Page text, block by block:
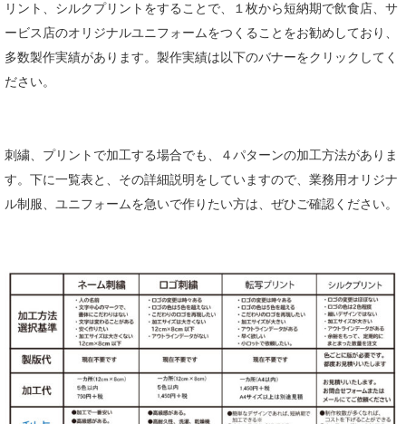
リント、シルクプリントをすることで、１枚から短納期で飲食店、サ
ービス店のオリジナルユニフォームをつくることをお勧めしており、
多数製作実績があります。製作実績は以下のバナーをクリックしてく
ださい。
刺繍、プリントで加工する場合でも、４パターンの加工方法がありま
す。下に一覧表と、その詳細説明をしていますので、業務用オリジナ
ル制服、ユニフォームを急いで作りたい方は、ぜひご確認ください。